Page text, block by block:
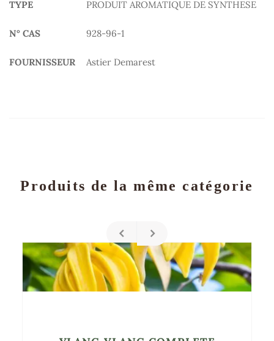
TYPE PRODUIT AROMATIQUE DE SYNTHESE
N° CAS 928-96-1
FOURNISSEUR Astier Demarest
Produits de la même catégorie